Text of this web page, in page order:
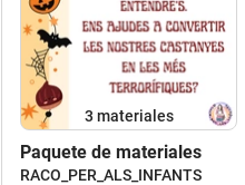
3 materiales
Paquete de materiales
RACO_PER_ALS_INFANTS